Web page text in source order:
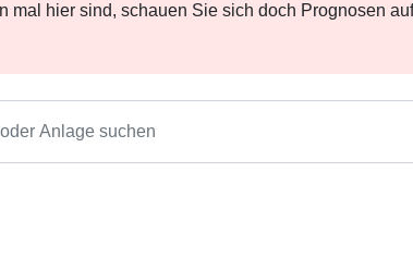
mal hier sind, schauen Sie sich doch Prognosen